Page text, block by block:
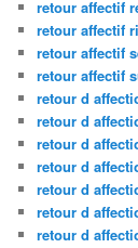
retour affectif
retour affectif
retour affectif
retour affectif
retour d
retour d
retour d
retour d
retour d
retour d
retour d